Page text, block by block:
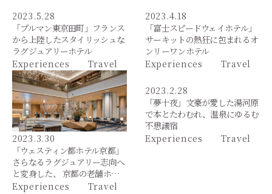
2023.5.28
「プルマン東京田町」フランス
から上陸したスタイリッシュな
ラグジュアリーホテル
Experiences
Travel
2023.4.18
「富士スピードウェイホテル」
サーキットの熱狂に包まれるオ
ンリーワンホテル
Experiences
Travel
2023.3.30
「ウェスティン都ホテル京都」
さらなるラグジュアリー志向へ
と変身した、 京都の老舗ホ…
Experiences
Travel
2023.2.28
「夢十夜」文豪が愛した湯河原
で本とたわむれ、温泉にゆるむ
不思議宿
Experiences
Travel